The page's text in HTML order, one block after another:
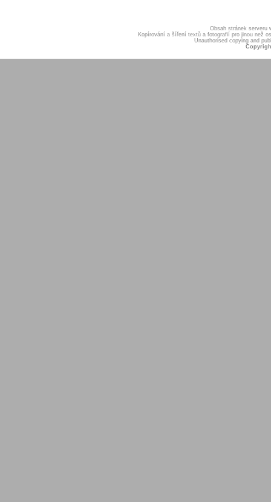
Obsah stránek serveru
Kopírování a šíření textů a fotografií pro jinou než
Unauthorised copying and